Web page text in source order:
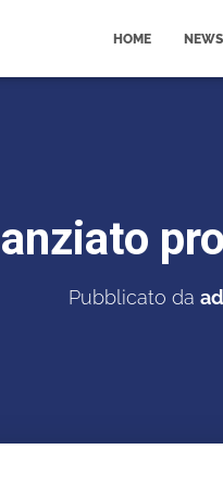
HOME NEWS
Pubblicato da